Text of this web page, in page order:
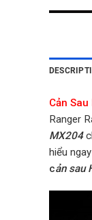
Cản
Ranger
MX204
hiểu
cản sau